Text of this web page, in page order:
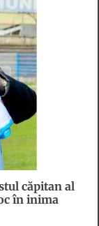
căpitan al
în inima